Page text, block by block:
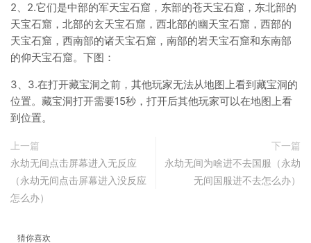
2、2.它们是中部的军天宝石窟，东部的苍天宝石窟，东北部的
天宝石窟，北部的玄天宝石窟，西北部的幽天宝石窟，西部的
天宝石窟，西南部的诸天宝石窟，南部的岩天宝石窟和东南部
的仰天宝石窟。下图：
3、3.在打开藏宝洞之前，其他玩家无法从地图上看到藏宝洞的
位置。藏宝洞打开需要15秒，打开后其他玩家可以在地图上看
到位置。
上一篇
永劫无间点击屏幕进入无反应
（永劫无间点击屏幕进入没反应
怎么办）
下一篇
永劫无间为啥进不去国服（永劫
无间国服进不去怎么办）
猜你喜欢